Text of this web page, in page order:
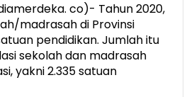
co)- Tahun 2020,
madrasah di Provinsi
pendidikan. Jumlah itu
sekolah dan madrasah
yakni 2.335 satuan